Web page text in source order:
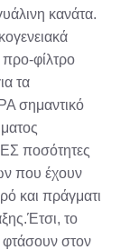
κανάτα.
φίλτρο
τα
σημαντικό
ποσότητες
που έχουν
και πράγματι
το
φτάσουν στον